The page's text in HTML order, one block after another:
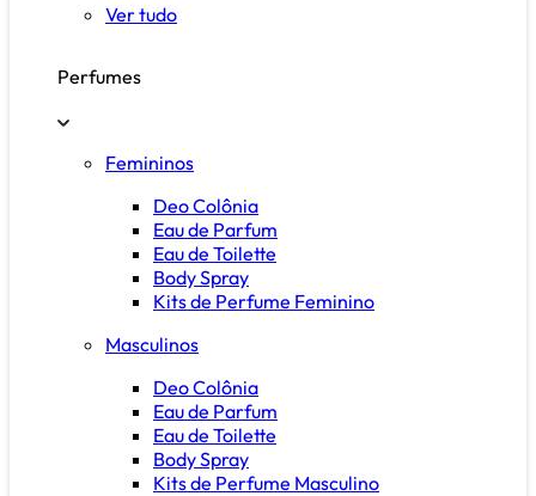
Ver tudo
Perfumes
Femininos
Deo Colônia
Eau de Parfum
Eau de Toilette
Body Spray
Kits de Perfume Feminino
Masculinos
Deo Colônia
Eau de Parfum
Eau de Toilette
Body Spray
Kits de Perfume Masculino